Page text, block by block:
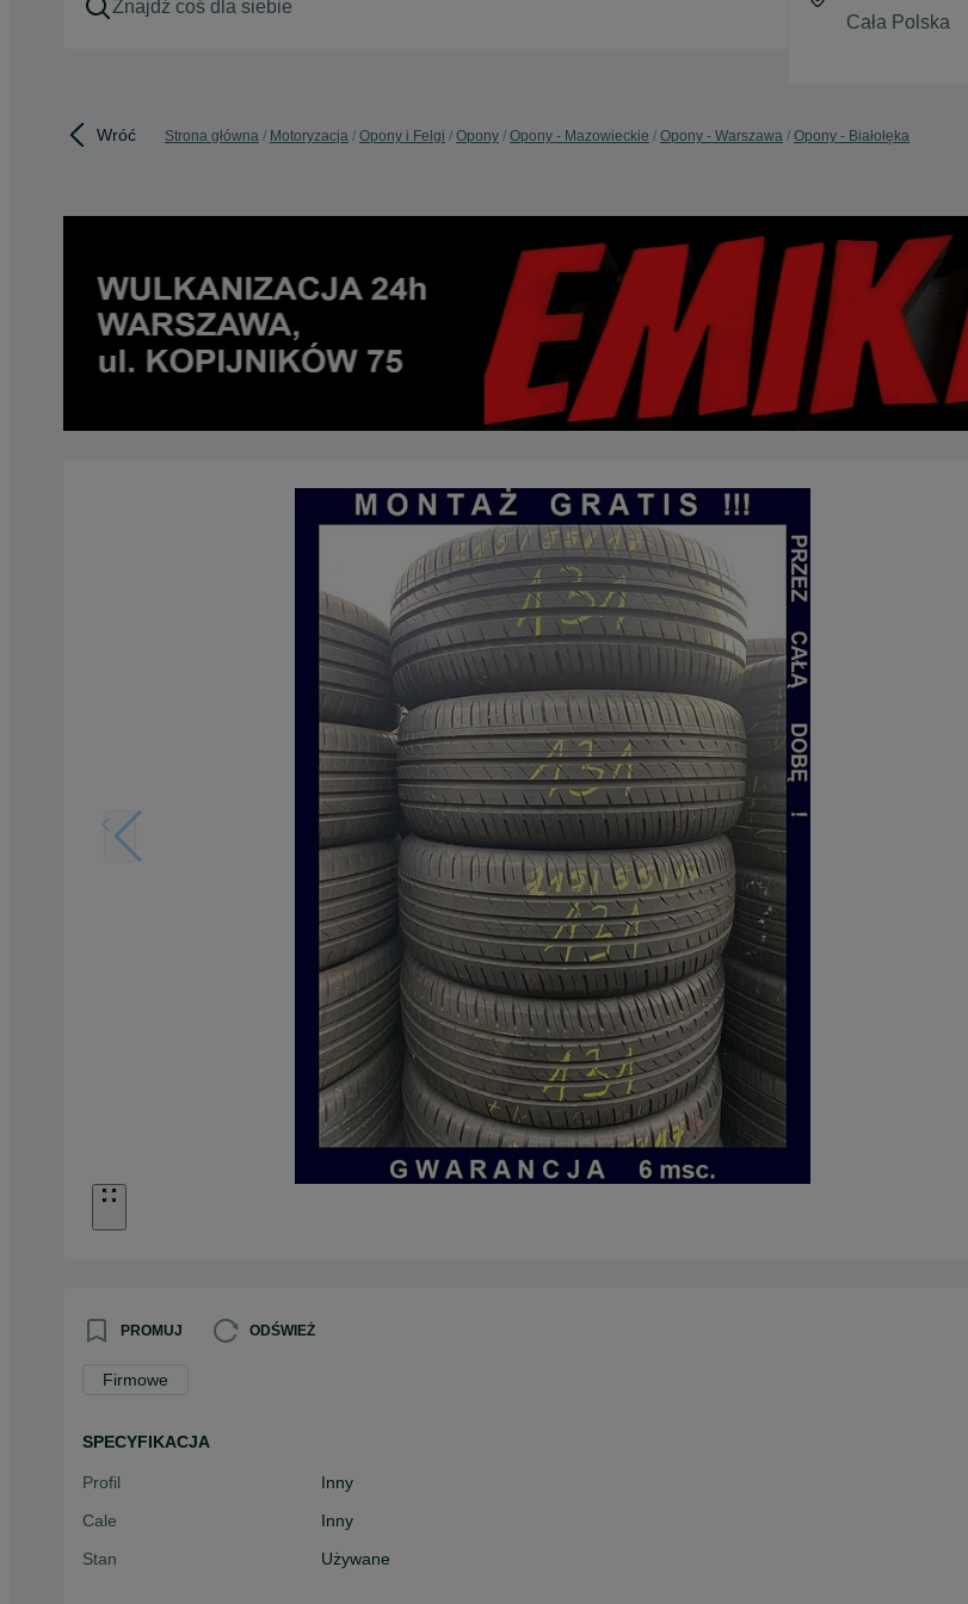
Wróć Strona główna Motoryzacja Opony i Felgi Opony Opony - Mazowieckie Opony - Warszawa Opony - Białołęka
PROMUJ ODŚWIEŻ
Firmowe
SPECYFIKACJA
Profil
Inny
Cale
Inny
Stan
Używane